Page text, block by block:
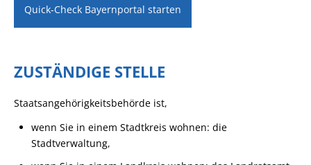
Quick-Check Bayernportal starten
ZUSTÄNDIGE STELLE
Staatsangehörigkeitsbehörde ist,
wenn Sie in einem Stadtkreis wohnen: die
Stadtverwaltung,